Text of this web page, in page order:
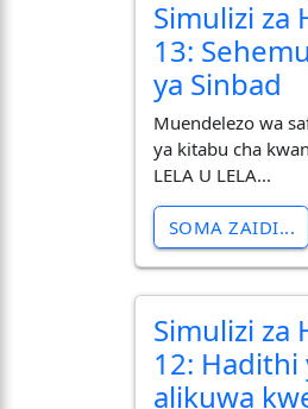
Simulizi za
13:
ya Sinbad
Muendelezo wa
ya kitabu cha
LELA U LELA...
SOMA ZAIDI...
Simulizi za
12: Hadithi
alikuwa